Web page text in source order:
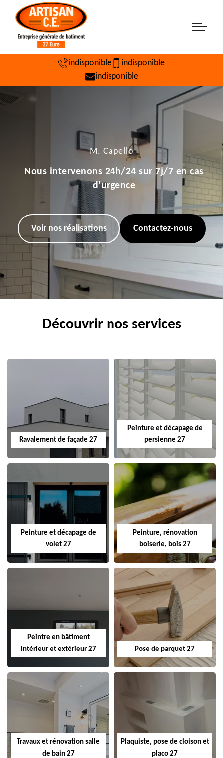
indisponible
indisponible
indisponible
M. Capello
Nous intervenons 24h/24 sur 7j/7 en cas
d'urgence
Voir nos réalisations Contactez-nous
Découvrir nos services
Ravalement de façade 27
Peinture et décapage de
persienne 27
Peinture et décapage de
volet 27
Peinture, rénovation
boiserie, bois 27
Peintre en bâtiment
intérieur et extérieur 27
Pose de parquet 27
Travaux et rénovation salle
de bain 27
Plaquiste, pose de cloison et
placo 27